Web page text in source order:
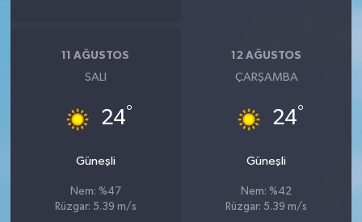
11 AĞUSTOS
SALI
24°
Güneşli
Nem: %47
Rüzgar: 5.39 m/s
12 AĞUSTOS
ÇARŞAMBA
24°
Güneşli
Nem: %42
Rüzgar: 5.39 m/s